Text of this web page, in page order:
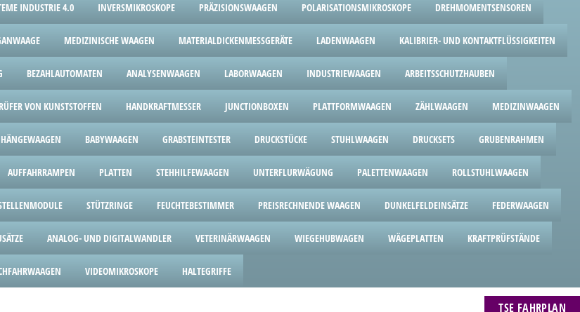
INDUSTRIE 4.0 INVERSMIKROSKOPE PRÄZISIONSWAAGEN POLARISATIONSMIKROSKOPE DREHMOMENTSENSOREN
MEDIZINISCHE WAAGEN MATERIALDICKENMESSGERÄTE LADENWAAGEN KALIBRIER- UND KONTAKTFLÜSSIGKEITEN
BEZAHLAUTOMATEN ANALYSENWAAGEN LABORWAAGEN INDUSTRIEWAAGEN ARBEITSSCHUTZHAUBEN
VON KUNSTSTOFFEN HANDKRAFTMESSER JUNCTIONBOXEN PLATTFORMWAAGEN ZÄHLWAAGEN MEDIZINWAAGEN
HÄNGEWAAGEN BABYWAAGEN GRABSTEINTESTER DRUCKSTÜCKE STUHLWAAGEN DRUCKSETS GRUBENRAHMEN
AUFFAHRRAMPEN PLATTEN STEHHILFEWAAGEN UNTERFLURWÄGUNG PALETTENWAAGEN ROLLSTUHLWAAGEN
STÜTZRINGE FEUCHTEBESTIMMER PREISRECHNENDE WAAGEN DUNKELFELDEINSÄTZE FEDERWAAGEN
ANALOG- UND DIGITALWANDLER VETERINÄRWAAGEN WIEGEHUBWAGEN WÄGEPLATTEN KRAFTPRÜFSTÄNDE
VIDEOMIKROSKOPE HALTEGRIFFE
TSE FAHRPLAN